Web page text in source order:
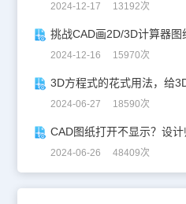
2024-12-17 13192次
挑战CAD画2D/3D计算器图
2024-12-16 15970次
3D方程式的花式用法，给
2024-06-27 18590次
CAD图纸打开不显示？设计
2024-06-26 48409次